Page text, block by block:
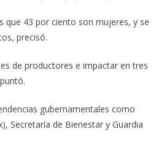
que 43 por ciento son mujeres, y se
precisó.
de productores e impactar en tres
gubernamentales como
Secretaría de Bienestar y Guardia